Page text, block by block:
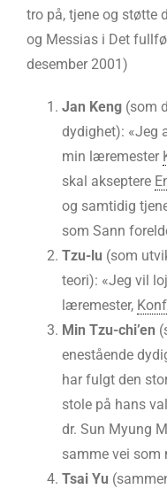
tro på, tjene og støtte
og Messias i Det
desember 2001)
Jan Keng (som
dydighet): «Jeg
min læremester
skal akseptere
og samtidig
som Sann
Tzu-lu (som
teori): «Jeg vil
læremester,
Min Tzu-chi’en
enestående
har fulgt den
stole på hans
dr. Sun Myung
samme vei som
Tsai Yu